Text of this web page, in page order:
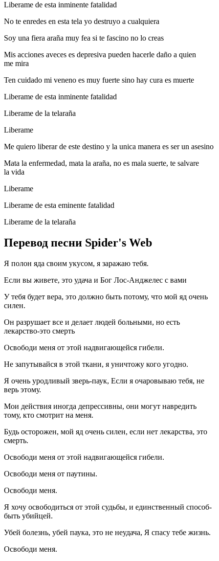
Liberame de esta inminente fatalidad
No te enredes en esta tela yo destruyo a cualquiera
Soy una fiera araña muy fea si te fascino no lo creas
Mis acciones aveces es depresiva pueden hacerle daño a quien
me mira
Ten cuidado mi veneno es muy fuerte sino hay cura es muerte
Liberame de esta inminente fatalidad
Liberame de la telaraña
Liberame
Me quiero liberar de este destino y la unica manera es ser un asesino
Mata la enfermedad, mata la araña, no es mala suerte, te salvare
la vida
Liberame
Liberame de esta eminente fatalidad
Liberame de la telaraña
Перевод песни Spider's Web
Я полон яда своим укусом, я заражаю тебя.
Если вы живете, это удача и Бог Лос-Анджелес с вами
У тебя будет вера, это должно быть потому, что мой яд очень
силен.
Он разрушает все и делает людей больными, но есть
лекарство-это смерть
Освободи меня от этой надвигающейся гибели.
Не запутывайся в этой ткани, я уничтожу кого угодно.
Я очень уродливый зверь-паук, Если я очаровываю тебя, не
верь этому.
Мои действия иногда депрессивны, они могут навредить
тому, кто смотрит на меня.
Будь осторожен, мой яд очень силен, если нет лекарства, это
смерть.
Освободи меня от этой надвигающейся гибели.
Освободи меня от паутины.
Освободи меня.
Я хочу освободиться от этой судьбы, и единственный способ-
быть убийцей.
Убей болезнь, убей паука, это не неудача, Я спасу тебе жизнь.
Освободи меня.